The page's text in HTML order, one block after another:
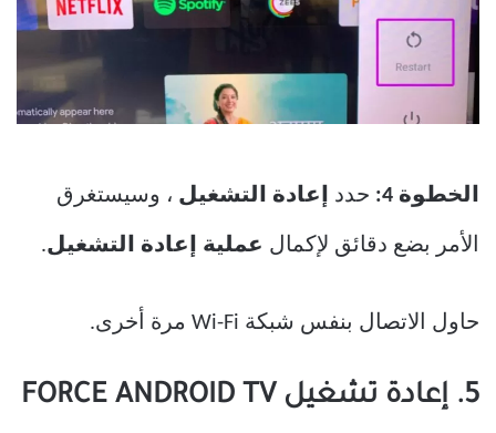
الخطوة 4: حدد إعادة التشغيل ، وسيستغرق
الأمر بضع دقائق لإكمال عملية إعادة التشغيل.
حاول الاتصال بنفس شبكة Wi-Fi مرة أخرى.
5. إعادة تشغيل FORCE ANDROID TV